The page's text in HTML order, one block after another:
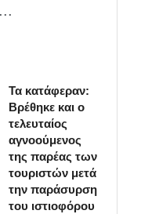
Τα κατάφεραν:
Βρέθηκε και ο
τελευταίος
αγνοούμενος
της παρέας των
τουριστών μετά
την παράσυρση
του ιστιοφόρου